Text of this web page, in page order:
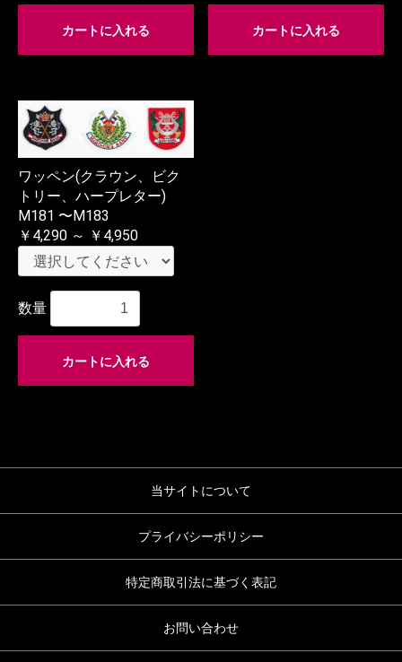
カートに入れる カートに入れる
ワッペン(クラウン、ビク
トリー、ハープレター)
M181 〜M183
￥4,290 ～ ￥4,950
数量
カートに入れる
当サイトについて
プライバシーポリシー
特定商取引法に基づく表記
お問い合わせ